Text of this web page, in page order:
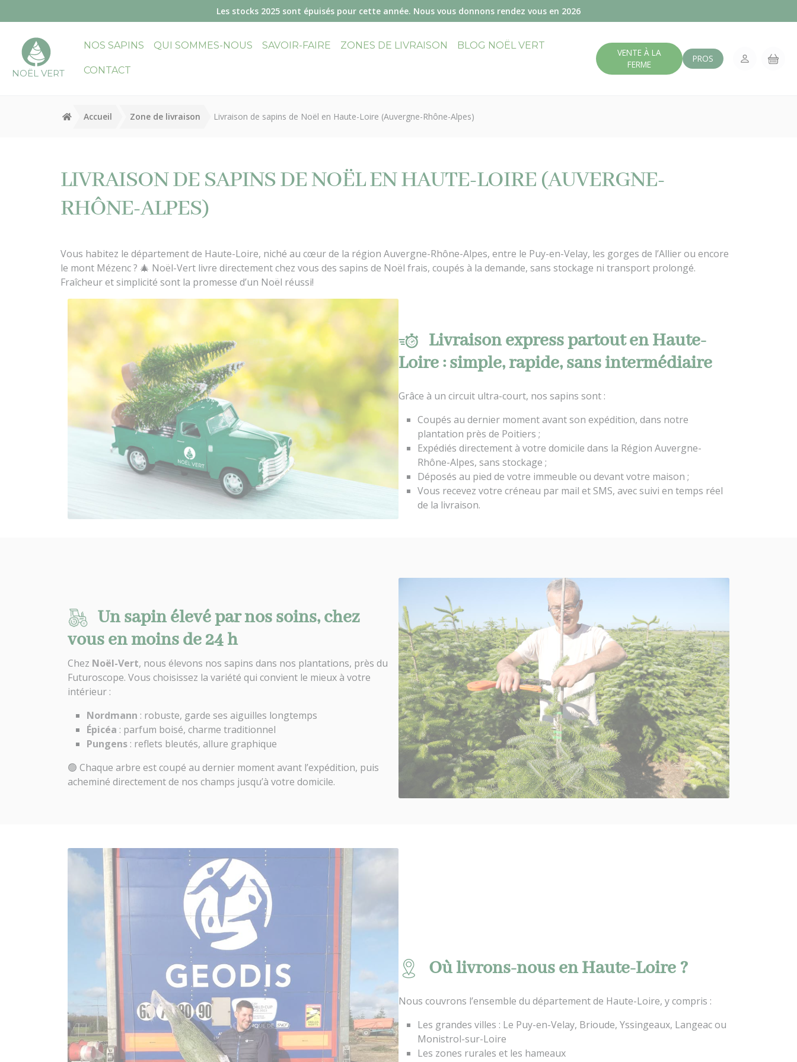
Les stocks 2025 sont épuisés pour cette année. Nous vous donnons rendez vous en 2026
NOËL VERT
NOS SAPINS QUI SOMMES-NOUS SAVOIR-FAIRE ZONES DE LIVRAISON BLOG NOËL VERT
CONTACT
VENTE À LA
FERME
PROS
Accueil Zone de livraison Livraison de sapins de Noël en Haute-Loire (Auvergne-Rhône-Alpes)
LIVRAISON DE SAPINS DE NOËL EN HAUTE-LOIRE (AUVERGNE-
RHÔNE-ALPES)
Vous habitez le département de Haute-Loire, niché au cœur de la région Auvergne-Rhône-Alpes, entre le Puy-en-Velay, les gorges de l’Allier ou encore
le mont Mézenc ? 🎄 Noël-Vert livre directement chez vous des sapins de Noël frais, coupés à la demande, sans stockage ni transport prolongé.
Fraîcheur et simplicité sont la promesse d’un Noël réussi!
Livraison express partout en Haute-
Loire : simple, rapide, sans intermédiaire
Grâce à un circuit ultra-court, nos sapins sont :
Coupés au dernier moment avant son expédition, dans notre
plantation près de Poitiers ;
Expédiés directement à votre domicile dans la Région Auvergne-
Rhône-Alpes, sans stockage ;
Déposés au pied de votre immeuble ou devant votre maison ;
Vous recevez votre créneau par mail et SMS, avec suivi en temps réel
de la livraison.
Un sapin élevé par nos soins, chez
vous en moins de 24 h
Chez Noël-Vert, nous élevons nos sapins dans nos plantations, près du
Futuroscope. Vous choisissez la variété qui convient le mieux à votre
intérieur :
Nordmann : robuste, garde ses aiguilles longtemps
Épicéa : parfum boisé, charme traditionnel
Pungens : reflets bleutés, allure graphique
🟢 Chaque arbre est coupé au dernier moment avant l’expédition, puis
acheminé directement de nos champs jusqu’à votre domicile.
Où livrons-nous en Haute-Loire ?
Nous couvrons l’ensemble du département de Haute-Loire, y compris :
Les grandes villes : Le Puy-en-Velay, Brioude, Yssingeaux, Langeac ou
Monistrol-sur-Loire
Les zones rurales et les hameaux